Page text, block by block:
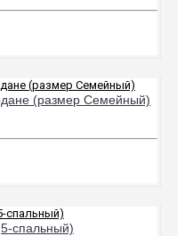
(размер Семейный)
спальный)